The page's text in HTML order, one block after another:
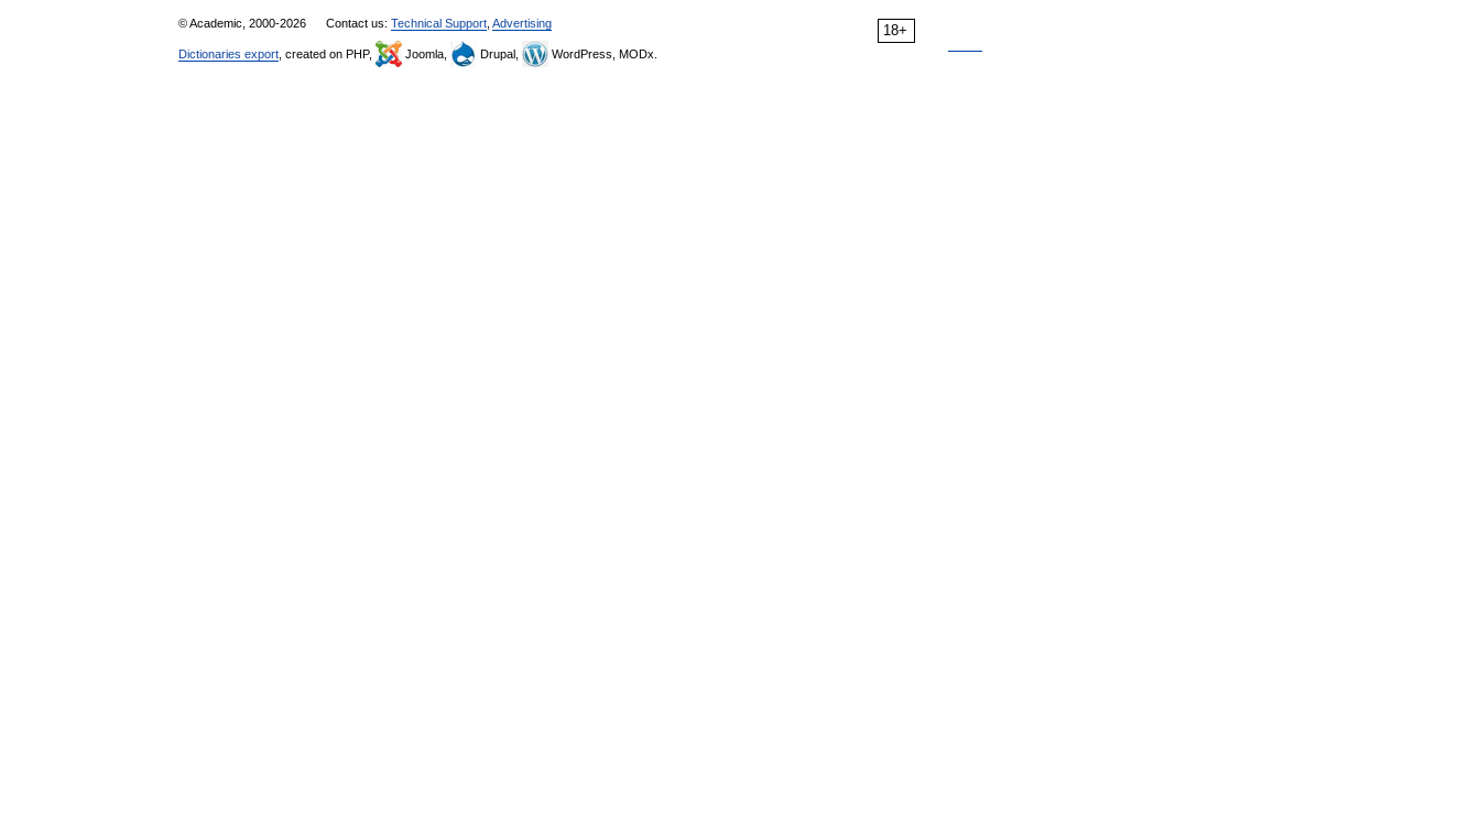
18+
© Academic, 2000-2026 Contact us: Technical Support Advertising
Dictionaries export , created on PHP, Joomla, Drupal, WordPress, MODx.